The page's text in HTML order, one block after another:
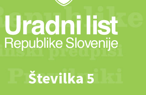
Številka 5